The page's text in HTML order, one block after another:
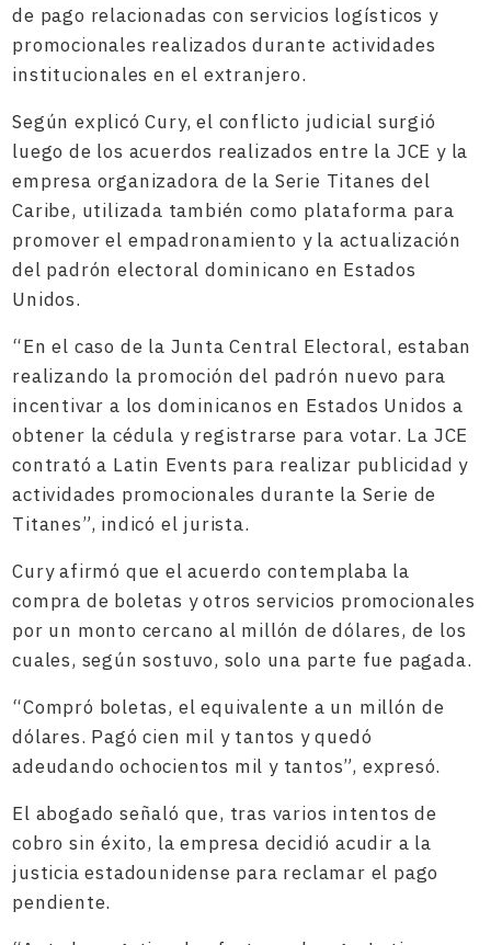
de pago relacionadas con servicios logísticos y
promocionales realizados durante actividades
institucionales en el extranjero.
Según explicó Cury, el conflicto judicial surgió
luego de los acuerdos realizados entre la JCE y la
empresa organizadora de la Serie Titanes del
Caribe, utilizada también como plataforma para
promover el empadronamiento y la actualización
del padrón electoral dominicano en Estados
Unidos.
“En el caso de la Junta Central Electoral, estaban
realizando la promoción del padrón nuevo para
incentivar a los dominicanos en Estados Unidos a
obtener la cédula y registrarse para votar. La JCE
contrató a Latin Events para realizar publicidad y
actividades promocionales durante la Serie de
Titanes”, indicó el jurista.
Cury afirmó que el acuerdo contemplaba la
compra de boletas y otros servicios promocionales
por un monto cercano al millón de dólares, de los
cuales, según sostuvo, solo una parte fue pagada.
“Compró boletas, el equivalente a un millón de
dólares. Pagó cien mil y tantos y quedó
adeudando ochocientos mil y tantos”, expresó.
El abogado señaló que, tras varios intentos de
cobro sin éxito, la empresa decidió acudir a la
justicia estadounidense para reclamar el pago
pendiente.